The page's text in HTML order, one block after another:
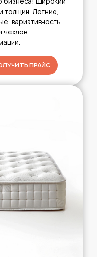
толщин. Летние,
вариативность
чехлов.
ПРАЙС